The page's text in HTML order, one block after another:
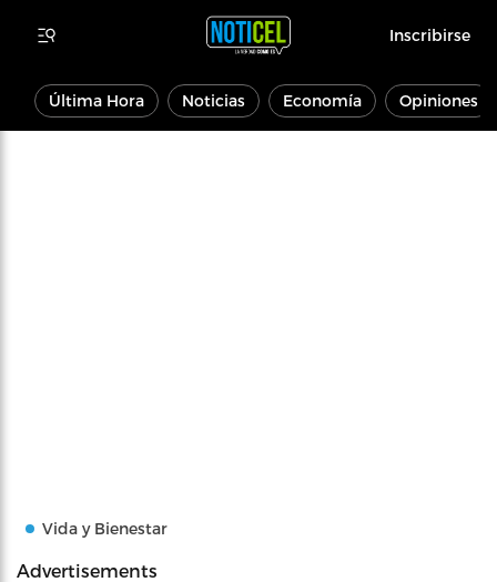
Inscribirse
Última Hora Noticias Economía Opiniones
Vida y Bienestar
Advertisements